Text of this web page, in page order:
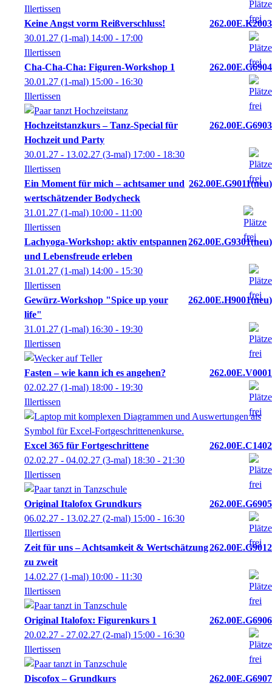
Illertissen
Keine Angst vorm Reißverschluss!
262.00E.K2003
30.01.27 (1-mal) 14:00 - 17:00
Illertissen
Cha-Cha-Cha: Figuren-Workshop 1
262.00E.G6904
30.01.27 (1-mal) 15:00 - 16:30
Illertissen
Hochzeitstanzkurs – Tanz-Special für
Hochzeit und Party
262.00E.G6903
30.01.27 - 13.02.27 (3-mal) 17:00 - 18:30
Illertissen
Ein Moment für mich – achtsamer und
wertschätzender Bodycheck
262.00E.G9011 neu
31.01.27 (1-mal) 10:00 - 11:00
Illertissen
Lachyoga-Workshop: aktiv entspannen
und Lebensfreude erleben
262.00E.G9301 neu
31.01.27 (1-mal) 14:00 - 15:30
Illertissen
Gewürz-Workshop "Spice up your
life"
262.00E.H9001 neu
31.01.27 (1-mal) 16:30 - 19:30
Illertissen
Fasten – wie kann ich es angehen?
262.00E.V0001
02.02.27 (1-mal) 18:00 - 19:30
Illertissen
Excel 365 für Fortgeschrittene
262.00E.C1402
02.02.27 - 04.02.27 (3-mal) 18:30 - 21:30
Illertissen
Original Italofox Grundkurs
262.00E.G6905
06.02.27 - 13.02.27 (2-mal) 15:00 - 16:30
Illertissen
Zeit für uns – Achtsamkeit & Wertschätzung
zu zweit
262.00E.G9012
14.02.27 (1-mal) 10:00 - 11:30
Illertissen
Original Italofox: Figurenkurs 1
262.00E.G6906
20.02.27 - 27.02.27 (2-mal) 15:00 - 16:30
Illertissen
Discofox – Grundkurs 262.00E.G6907